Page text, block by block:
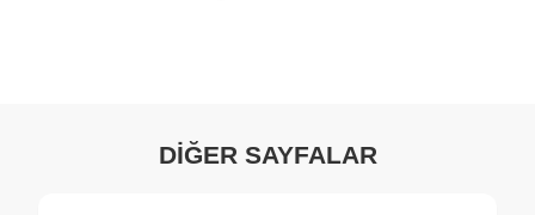
DİĞER SAYFALAR